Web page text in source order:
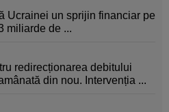
Ucrainei un sprijin financiar pe
miliarde de ...
redirecționarea debitului
din nou. Intervenția ...